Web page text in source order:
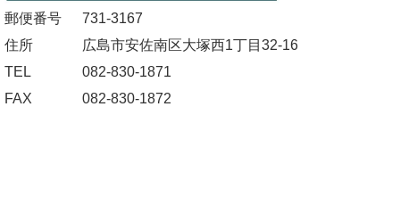
郵便番号
731-3167
住所
広島市安佐南区大塚西1丁目32-16
TEL
082-830-1871
FAX
082-830-1872